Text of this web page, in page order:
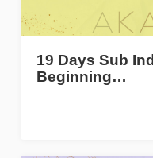
19 Days Sub
Beginning…